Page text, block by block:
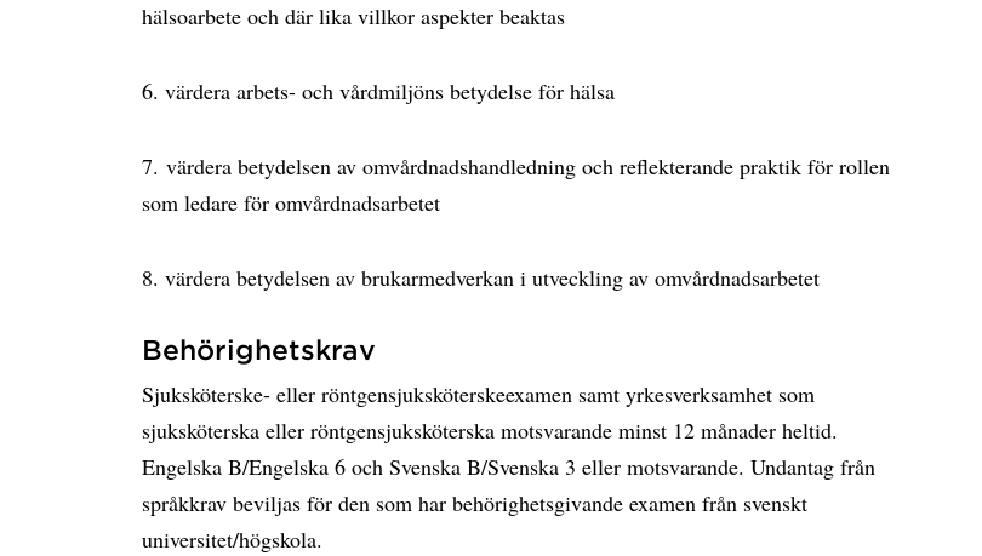
hälsoarbete och där lika villkor aspekter beaktas
6. värdera arbets- och vårdmiljöns betydelse för hälsa
7. värdera betydelsen av omvårdnadshandledning och reflekterande praktik för rollen
som ledare för omvårdnadsarbetet
8. värdera betydelsen av brukarmedverkan i utveckling av omvårdnadsarbetet
Behörighetskrav
Sjuksköterske- eller röntgensjuksköterskeexamen samt yrkesverksamhet som
sjuksköterska eller röntgensjuksköterska motsvarande minst 12 månader heltid.
Engelska B/Engelska 6 och Svenska B/Svenska 3 eller motsvarande. Undantag från
språkkrav beviljas för den som har behörighetsgivande examen från svenskt
universitet/högskola.